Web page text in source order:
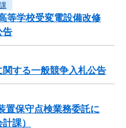
等学校受変電設備改修
告
する一般競争入札公告
置保守点検業務委託に
課）